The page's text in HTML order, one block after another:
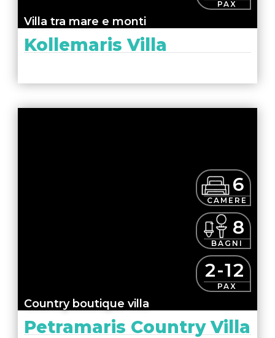
PAX
Villa tra mare e monti
Kollemaris Villa
6
CAMERE
8
BAGNI
2-12
PAX
Country boutique villa
Petramaris Country Villa